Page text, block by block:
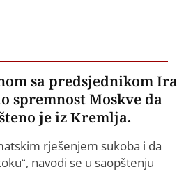
sa predsjednikom
spremnost Moskve da
je iz Kremlja.
rješenjem sukoba i da
navodi se u saopštenju